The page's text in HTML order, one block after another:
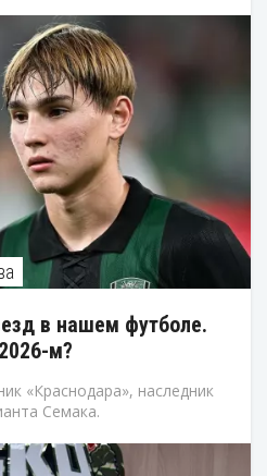
в нашем футболе.
м?
«Краснодара», наследник
Семака.